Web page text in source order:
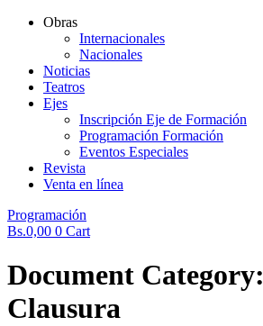
Obras
Internacionales
Nacionales
Noticias
Teatros
Ejes
Inscripción Eje de Formación
Programación Formación
Eventos Especiales
Revista
Venta en línea
Programación
Bs.0,00 0 Cart
Document Category:
Clausura